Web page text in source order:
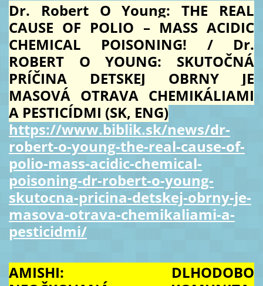
Dr. Robert O Young: THE REAL
CAUSE OF POLIO – MASS ACIDIC
CHEMICAL POISONING! / Dr.
ROBERT O YOUNG: SKUTOČNÁ
PRÍČINA DETSKEJ OBRNY JE
MASOVÁ OTRAVA CHEMIKÁLIAMI
A PESTICÍDMI (SK, ENG)
https://www.biblik.sk/news/dr-
robert-o-young-the-real-cause-of-
polio-mass-acidic-chemical-
poisoning-dr-robert-o-young-
skutocna-pricina-detskej-obrny-je-
masova-otrava-chemikaliami-a-
pesticidmi/
AMISHI: DLHODOBO